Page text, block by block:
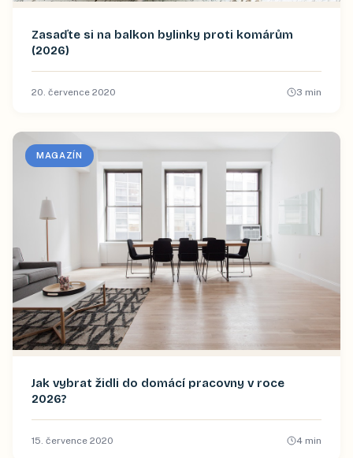
Zasaďte si na balkon bylinky proti komárům
(2026)
20. července 2020 3 min
MAGAZÍN
Jak vybrat židli do domácí pracovny v roce
2026?
15. července 2020 4 min